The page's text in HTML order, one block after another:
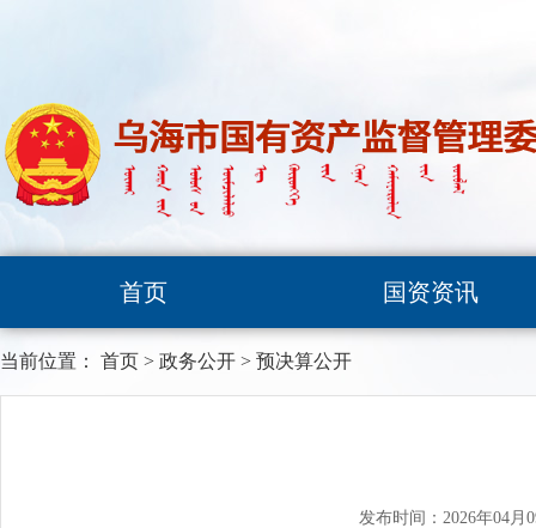
首页 国资资讯
当前位置： 首页 > 政务公开 > 预决算公开
发布时间：2026年04月